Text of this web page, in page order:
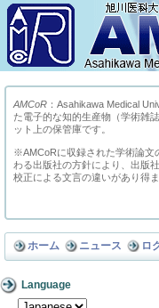
AMCoR ：Asahikawa Medical
た電子的な知的生産物（学術雑
ット上の保管庫です。
※AMCoRに収録された学術論文
わる出版社の方針により、出版
校正による文言の違いがあり得
ホーム ニュース ロ
Language